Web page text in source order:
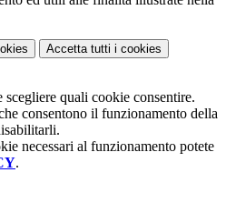
Accetta tutti i cookies
scegliere quali cookie consentire.
consentono il funzionamento della
necessari al funzionamento potete
.